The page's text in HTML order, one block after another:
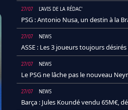
27/07 L'AVIS DE LA RÉDAC'
PSG : Antonio Nusa, un destin à la
27/07 NEWS
ASSE : Les 3 joueurs toujours
27/07 NEWS
Le PSG ne lâche pas le nouveau
27/07 NEWS
Barça : Jules Koundé vendu 65M€,